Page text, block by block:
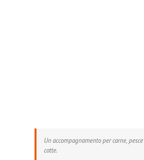
Un accompagnamento per carne,
cotte.